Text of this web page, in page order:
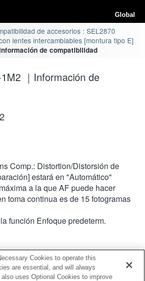
Global
de accesorios : SEL2870
lentes intercambiables [montura tipo E]
de compatibilidad
｜Información de
Comp.: Distortion/Distorsión de
estará en "Automático"
a la que AF puede hacer
toma continua es de 15 fotogramas
función Enfoque predeterm.
Cookies to operate this
are essential, and will always
uses Optional Cookies to improve